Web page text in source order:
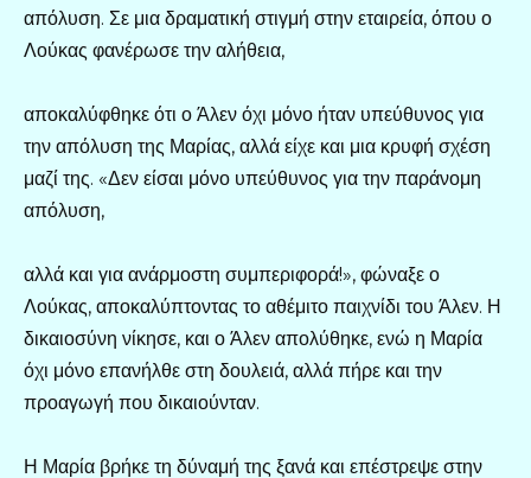
απόλυση. Σε μια δραματική στιγμή στην εταιρεία, όπου ο
Λούκας φανέρωσε την αλήθεια,
αποκαλύφθηκε ότι ο Άλεν όχι μόνο ήταν υπεύθυνος για
την απόλυση της Μαρίας, αλλά είχε και μια κρυφή σχέση
μαζί της. «Δεν είσαι μόνο υπεύθυνος για την παράνομη
απόλυση,
αλλά και για ανάρμοστη συμπεριφορά!», φώναξε ο
Λούκας, αποκαλύπτοντας το αθέμιτο παιχνίδι του Άλεν. Η
δικαιοσύνη νίκησε, και ο Άλεν απολύθηκε, ενώ η Μαρία
όχι μόνο επανήλθε στη δουλειά, αλλά πήρε και την
προαγωγή που δικαιούνταν.
Η Μαρία βρήκε τη δύναμή της ξανά και επέστρεψε στην